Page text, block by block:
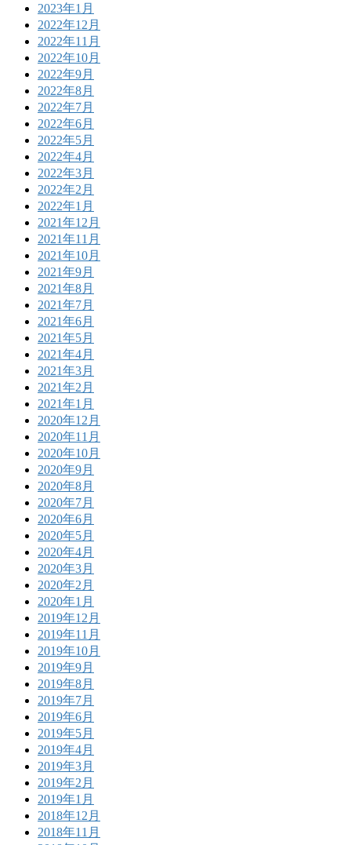
2023年1月
2022年12月
2022年11月
2022年10月
2022年9月
2022年8月
2022年7月
2022年6月
2022年5月
2022年4月
2022年3月
2022年2月
2022年1月
2021年12月
2021年11月
2021年10月
2021年9月
2021年8月
2021年7月
2021年6月
2021年5月
2021年4月
2021年3月
2021年2月
2021年1月
2020年12月
2020年11月
2020年10月
2020年9月
2020年8月
2020年7月
2020年6月
2020年5月
2020年4月
2020年3月
2020年2月
2020年1月
2019年12月
2019年11月
2019年10月
2019年9月
2019年8月
2019年7月
2019年6月
2019年5月
2019年4月
2019年3月
2019年2月
2019年1月
2018年12月
2018年11月